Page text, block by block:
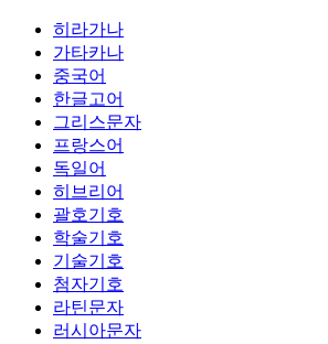
히라가나
가타카나
중국어
한글고어
그리스문자
프랑스어
독일어
히브리어
괄호기호
학술기호
기술기호
첨자기호
라틴문자
러시아문자